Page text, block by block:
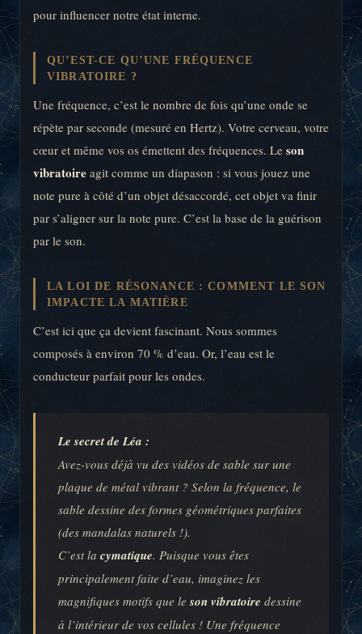
pour influencer notre état interne.
QU’EST-CE QU’UNE FRÉQUENCE
VIBRATOIRE ?
Une fréquence, c’est le nombre de fois qu’une onde se
répète par seconde (mesuré en Hertz). Votre cerveau, votre
cœur et même vos os émettent des fréquences. Le son
vibratoire agit comme un diapason : si vous jouez une
note pure à côté d’un objet désaccordé, cet objet va finir
par s’aligner sur la note pure. C’est la base de la guérison
par le son.
LA LOI DE RÉSONANCE : COMMENT LE SON
IMPACTE LA MATIÈRE
C’est ici que ça devient fascinant. Nous sommes
composés à environ 70 % d’eau. Or, l’eau est le
conducteur parfait pour les ondes.
Le secret de Léa :
Avez-vous déjà vu des vidéos de sable sur une
plaque de métal vibrant ? Selon la fréquence, le
sable dessine des formes géométriques parfaites
(des mandalas naturels !).
C’est la cymatique. Puisque vous êtes
principalement faite d’eau, imaginez les
magnifiques motifs que leson vibratoire dessine
à l’intérieur de vos cellules ! Une fréquence